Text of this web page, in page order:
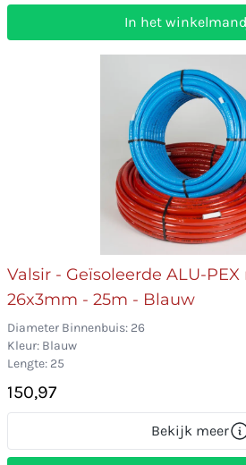
In het
Valsir - Geïsoleerde ALU-
26x3mm - 25m - Blauw
Diameter Binnenbuis: 26
Kleur: Blauw
Lengte: 25
150,97
Bekijk meer